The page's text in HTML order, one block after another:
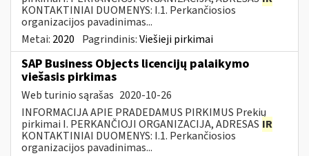
KONTAKTINIAI DUOMENYS: I.1. Perkančiosios
organizacijos pavadinimas...
Metai: 2020 Pagrindinis:Viešieji pirkimai
SAP Business Objects licencijų palaikymo
viešasis pirkimas
Web turinio sąrašas 2020-10-26
INFORMACIJA APIE PRADEDAMUS PIRKIMUS Prekių
pirkimai I. PERKANČIOJI ORGANIZACIJA, ADRESAS IR
KONTAKTINIAI DUOMENYS: I.1. Perkančiosios
organizacijos pavadinimas...